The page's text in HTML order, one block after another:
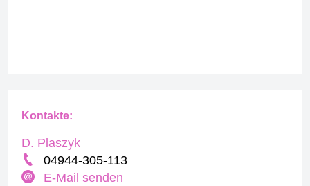
Kontakte:
D. Plaszyk
04944-305-113
E-Mail senden